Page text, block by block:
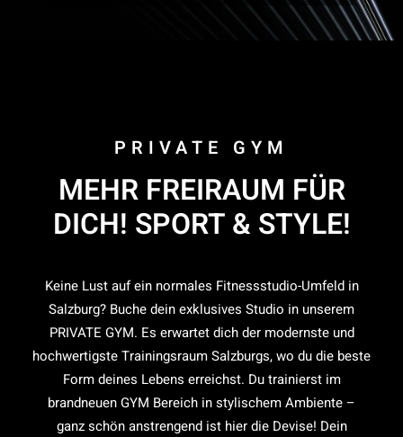
PRIVATE GYM
MEHR FREIRAUM FÜR
DICH! SPORT & STYLE!
Keine Lust auf ein normales Fitnessstudio-Umfeld in
Salzburg? Buche dein exklusives Studio in unserem
PRIVATE GYM. Es erwartet dich der modernste und
hochwertigste Trainingsraum Salzburgs, wo du die beste
Form deines Lebens erreichst. Du trainierst im
brandneuen GYM Bereich in stylischem Ambiente –
ganz schön anstrengend ist hier die Devise! Dein